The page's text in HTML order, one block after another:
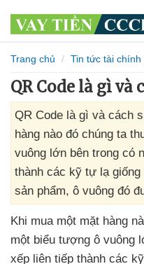
Trang chủ Tin tức tài chính
QR Code là gì và
QR Code là gì và cách
hàng nào đó chúng ta
vuông lớn bên trong có
thành các kỹ tự lạ
sản phẩm, ô vuông đó
Khi mua một mặt hàng
một biểu tượng ô vuông
xếp liên tiếp thành các